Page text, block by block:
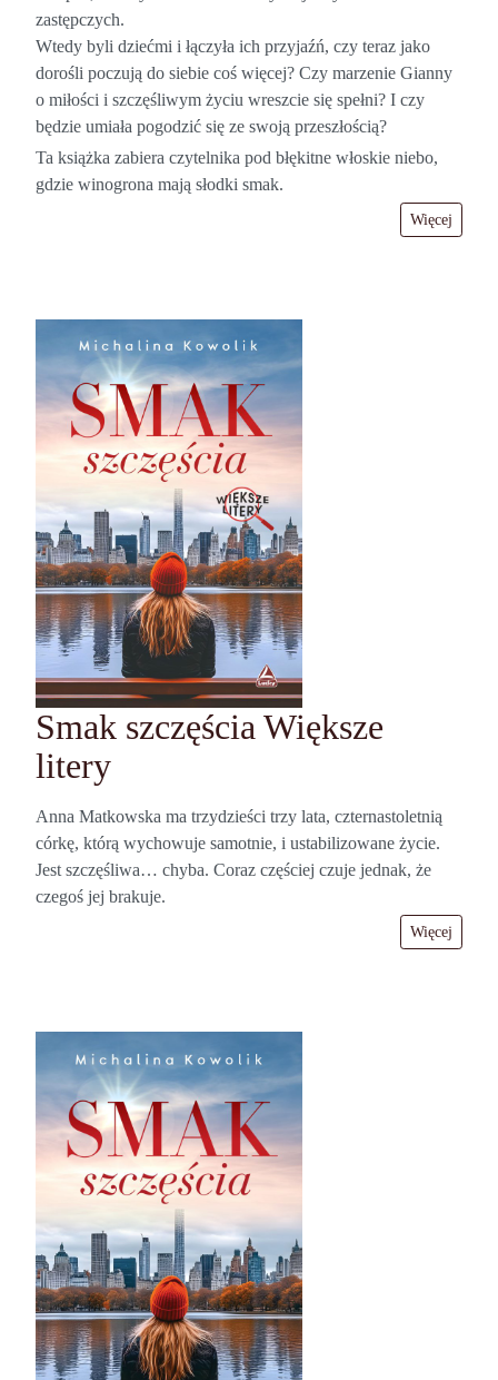
zastępczych.
Wtedy byli dziećmi i łączyła ich przyjaźń, czy teraz jako
dorośli poczują do siebie coś więcej? Czy marzenie Gianny
o miłości i szczęśliwym życiu wreszcie się spełni? I czy
będzie umiała pogodzić się ze swoją przeszłością?
Ta książka zabiera czytelnika pod błękitne włoskie niebo,
gdzie winogrona mają słodki smak.
Więcej
Smak szczęścia Większe
litery
Anna Matkowska ma trzydzieści trzy lata, czternastoletnią
córkę, którą wychowuje samotnie, i ustabilizowane życie.
Jest szczęśliwa… chyba. Coraz częściej czuje jednak, że
czegoś jej brakuje.
Więcej